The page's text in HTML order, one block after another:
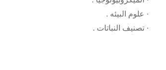
· علوم البيئه .
· تصنيف النباتات .